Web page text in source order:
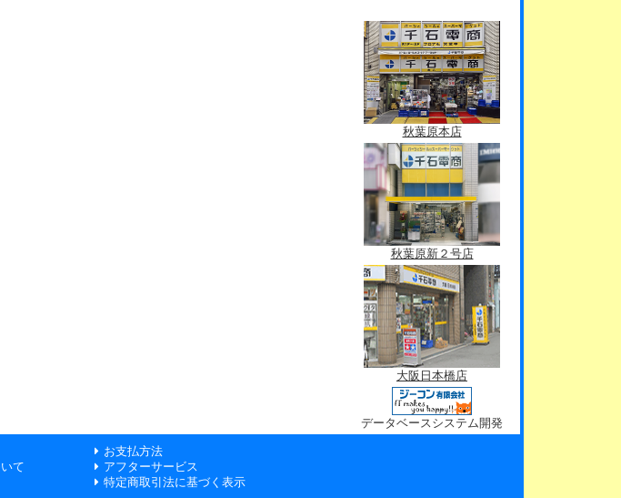
秋葉原本店
秋葉原新２号店
大阪日本橋店
データベースシステム開発
お支払方法
て
アフターサービス
特定商取引法に基づく表示